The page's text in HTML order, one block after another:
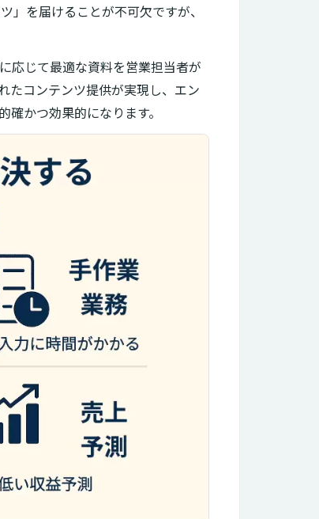
」を届けることが不可欠ですが、
応じて最適な資料を営業担当者が
たコンテンツ提供が実現し、エン
かつ効果的になります。